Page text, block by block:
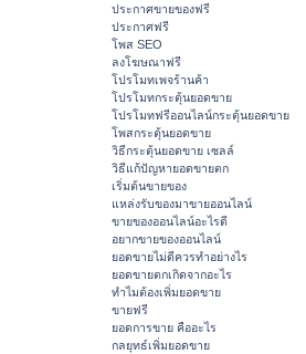
ประกาศขายของฟรี
ประกาศฟรี
โพส SEO
ลงโฆษณาฟรี
โปรโมทเพจร้านค้า
โปรโมทกระตุ้นยอดขาย
โปรโมทฟรีออนไลน์กระตุ้นยอดขาย
โพสกระตุ้นยอดขาย
วิธีกระตุ้นยอดขาย เซลล์
วิธีแก้ปัญหายอดขายตก
เริ่มต้นขายของ
แหล่งรับของมาขายออนไลน์
ขายของออนไลน์อะไรดี
อยากขายของออนไลน์
ยอดขายไม่ดีควรทำอย่างไร
ยอดขายตกเกิดจากอะไร
ทำไมต้องเพิ่มยอดขาย
ขายฟรี
ยอดการขาย คืออะไร
กลยุทธ์เพิ่มยอดขาย